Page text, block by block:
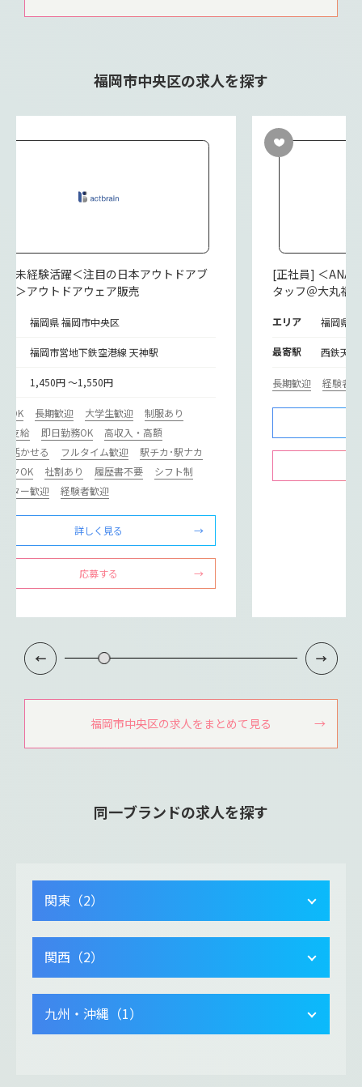
福岡市中央区の求人を探す
] 未経験活躍＜注目の日本アウトドアブ
ド＞アウトドアウェア販売
福岡県 福岡市中央区
福岡市営地下鉄空港線 天神駅
1,450円 ～1,550円
OK 長期歓迎 大学生歓迎
制服あり
支給
即日勤務OK
高収入・高額
活かせる
フルタイム歓迎
駅チカ･駅ナカ
クOK
社割あり 履歴書不要
シフト制
ター歓迎
経験者歓迎
詳しく見る
応募する
[正社員] ＜
タッフ＠大丸福
エリア 福岡県
最寄駅 西鉄天
長期歓迎 経験者
福岡市中央区の求人をまとめて見る
同一ブランドの求人を探す
関東（2）
関西（2）
九州・沖縄（1）